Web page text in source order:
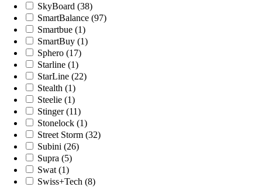
SkyBoard (38)
SmartBalance (97)
Smartbue (1)
SmartBuy (1)
Sphero (17)
Starline (1)
StarLine (22)
Stealth (1)
Steelie (1)
Stinger (11)
Stonelock (1)
Street Storm (32)
Subini (26)
Supra (5)
Swat (1)
Swiss+Tech (8)